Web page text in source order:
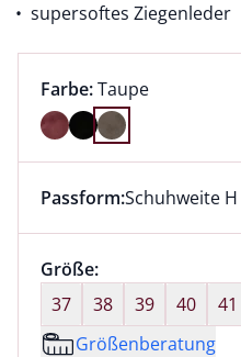
supersoftes Ziegenleder
Farbauswahl:
Farbe:aktuell ausgewählt:
Taupe
Farbe Taupe ausgewählt
Dieser Artikel hat die
Passform:Schuhweite H
Größenauswahl:
Größe:nichts
37
38 39 40 41
Größenberatung